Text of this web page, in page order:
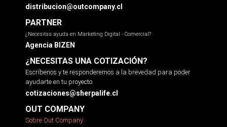
distribucion@outcompany.cl
PARTNER
¿Necesitas ayuda en Marketing Digital - Comercial?
Agencia BIZEN
¿NECESITAS UNA COTIZACIÓN?
Escríbenos y te responderemos a la brevedad para poder
ayudarte en tu proyecto.
cotizaciones@sherpalife.cl
OUT COMPANY
Sobre Out Company